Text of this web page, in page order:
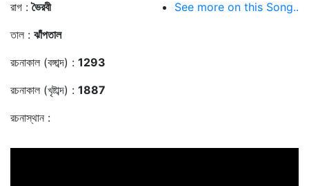
রাগ :ভৈরবী
তাল : ঝাঁপতাল
রচনাকাল (বঙ্গাব্দ) : 1293
রচনাকাল (খৃষ্টাব্দ) : 1887
রচনাস্থান :
See more on this Song..